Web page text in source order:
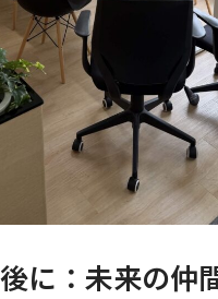
に：未来の仲